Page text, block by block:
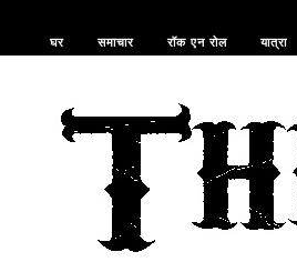
घर समाचार रॉक एन रोल यात्रा